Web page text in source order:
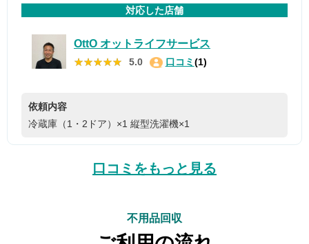
対応した店舗
OttO オットライフサービス
★★★★★
★★★★★ 5.0 口コミ (1)
依頼内容
冷蔵庫（1・2ドア）×1 縦型洗濯機×1
口コミをもっと見る
不用品回収